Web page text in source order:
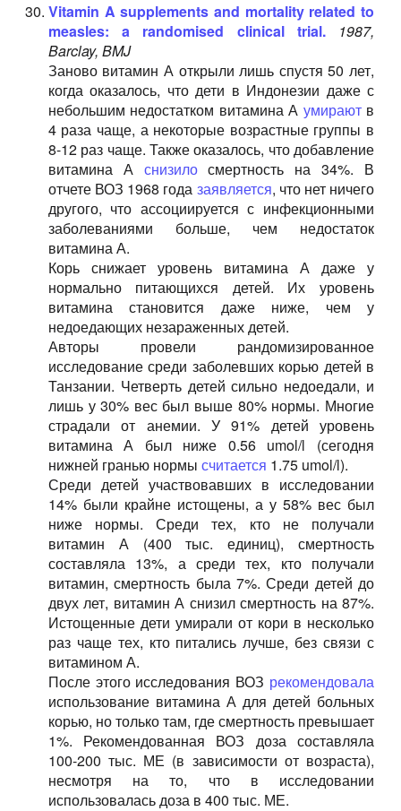
Vitamin A supplements and mortality related to
measles: a randomised clinical trial.
1987,
Barclay, BMJ
Заново витамин А открыли лишь спустя 50 лет,
когда оказалось, что дети в Индонезии даже с
небольшим недостатком витамина А умираютв
4 раза чаще, а некоторые возрастные группы в
8-12 раз чаще. Также оказалось, что добавление
витамина А снизилосмертность на 34%. В
отчете ВОЗ 1968 года заявляется, что нет ничего
другого, что ассоциируется с инфекционными
заболеваниями больше, чем недостаток
витамина А.
Корь снижает уровень витамина А даже у
нормально питающихся детей. Их уровень
витамина становится даже ниже, чем у
недоедающих незараженных детей.
Авторы провели рандомизированное
исследование среди заболевших корью детей в
Танзании. Четверть детей сильно недоедали, и
лишь у 30% вес был выше 80% нормы. Многие
страдали от анемии. У 91% детей уровень
витамина А был ниже 0.56 umol/l (сегодня
нижней гранью нормы считается 1.75 umol/l).
Среди детей участвовавших в исследовании
14% были крайне истощены, а у 58% вес был
ниже нормы. Среди тех, кто не получали
витамин А (400 тыс. единиц), смертность
составляла 13%, а среди тех, кто получали
витамин, смертность была 7%. Среди детей до
двух лет, витамин А снизил смертность на 87%.
Истощенные дети умирали от кори в несколько
раз чаще тех, кто питались лучше, без связи с
витамином А.
После этого исследования ВОЗ рекомендовала
использование витамина А для детей больных
корью, но только там, где смертность превышает
1%. Рекомендованная ВОЗ доза составляла
100-200 тыс. МЕ (в зависимости от возраста),
несмотря на то, что в исследовании
использовалась доза в 400 тыс. МЕ.